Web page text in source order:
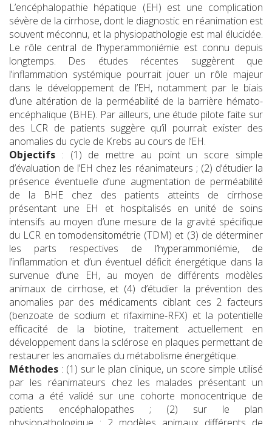
L’encéphalopathie hépatique (EH) est une complication
sévère de la cirrhose, dont le diagnostic en réanimation est
souvent méconnu, et la physiopathologie est mal élucidée.
Le rôle central de l’hyperammoniémie est connu depuis
longtemps. Des études récentes suggèrent que
l’inflammation systémique pourrait jouer un rôle majeur
dans le développement de l’EH, notamment par le biais
d’une altération de la perméabilité de la barrière hémato-
encéphalique (BHE). Par ailleurs, une étude pilote faite sur
des LCR de patients suggère qu’il pourrait exister des
anomalies du cycle de Krebs au cours de l’EH.
Objectifs : (1) de mettre au point un score simple
d’évaluation de l’EH chez les réanimateurs ; (2) d’étudier la
présence éventuelle d’une augmentation de perméabilité
de la BHE chez des patients atteints de cirrhose
présentant une EH et hospitalisés en unité de soins
intensifs au moyen d’une mesure de la gravité spécifique
du LCR en tomodensitométrie (TDM) et (3) de déterminer
les parts respectives de l’hyperammoniémie, de
l’inflammation et d’un éventuel déficit énergétique dans la
survenue d’une EH, au moyen de différents modèles
animaux de cirrhose, et (4) d’étudier la prévention des
anomalies par des médicaments ciblant ces 2 facteurs
(benzoate de sodium et rifaximine-RFX) et la potentielle
efficacité de la biotine, traitement actuellement en
développement dans la sclérose en plaques permettant de
restaurer les anomalies du métabolisme énergétique.
Méthodes : (1) sur le plan clinique, un score simple utilisé
par les réanimateurs chez les malades présentant un
coma a été validé sur une cohorte monocentrique de
patients encéphalopathes ; (2) sur le plan